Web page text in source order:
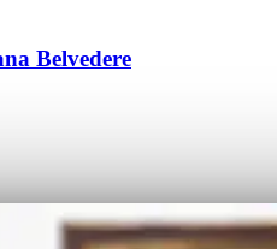
Belvedere